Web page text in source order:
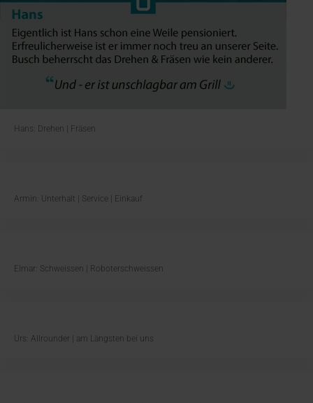
Hans: Drehen | Fräsen
Armin: Unterhalt | Service | Einkauf
Elmar: Schweissen | Roboterschweissen
Urs: Allrounder | am Längsten bei uns